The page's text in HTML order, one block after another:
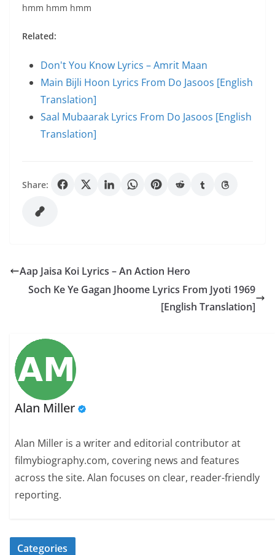
hmm hmm hmm
Related:
Don't You Know Lyrics – Amrit Maan
Main Bijli Hoon Lyrics From Do Jasoos [English
Translation]
Saal Mubaarak Lyrics From Do Jasoos [English
Translation]
Share:
Aap Jaisa Koi Lyrics – An Action Hero
Soch Ke Ye Gagan Jhoome Lyrics From Jyoti 1969
[English Translation]
Alan Miller
Alan Miller is a writer and editorial contributor at
filmybiography.com, covering news and features
across the site. Alan focuses on clear, reader-friendly
reporting.
Categories